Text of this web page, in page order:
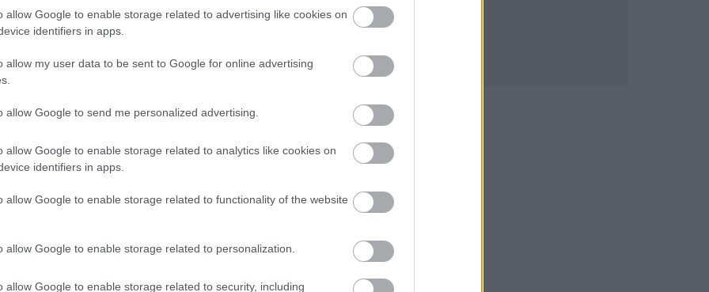
allow Google to enable storage related to advertising like cookies on
identifiers in apps.
allow my user data to be sent to Google for online advertising
allow Google to send me personalized advertising.
allow Google to enable storage related to analytics like cookies on
identifiers in apps.
allow Google to enable storage related to functionality of the website
allow Google to enable storage related to personalization.
allow Google to enable storage related to security, including
και Παροχές → Προγράμματα Κοινωνικού
ένσταση οφείλουν να αναφέρουν σαφώς τον λόγο